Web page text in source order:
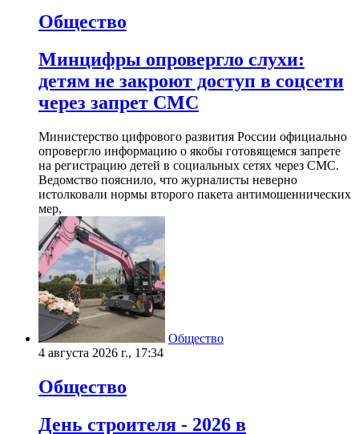
Общество
Минцифры опровергло слухи:
детям не закроют доступ в соцсети
через запрет СМС
Министерство цифрового развития России официально
опровергло информацию о якобы готовящемся запрете
на регистрацию детей в социальных сетях через СМС.
Ведомство пояснило, что журналисты неверно
истолковали нормы второго пакета антимошеннических
мер,
Общество
4 августа 2026 г., 17:34
Общество
День строителя - 2026 в